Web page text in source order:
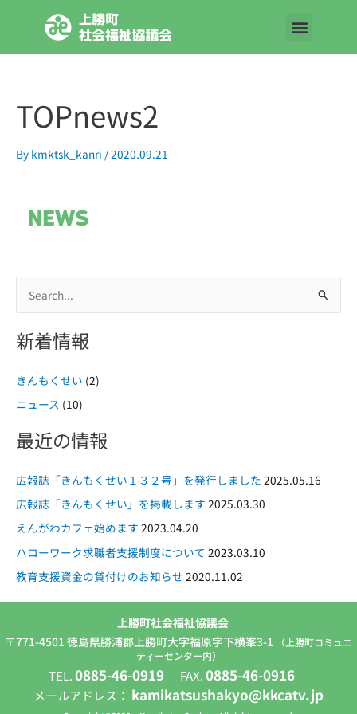
TOPnews2
By kmktsk_kanri /2020.09.21
索
対
:
新着情報
きんもくせい (2)
ニュース (10)
最近の情報
広報誌「きんもくせい１３２号」を発行しました 2025.05.16
広報誌「きんもくせい」を掲載します 2025.03.30
えんがわカフェ始めます 2023.04.20
ハローワーク求職者支援制度について 2023.03.10
教育支援資金の貸付けのお知らせ 2020.11.02
上勝町社会福祉協議会
〒771-4501 徳島県勝浦郡上勝町大字福原字下横峯3-1
（上勝町コミュニ
ティーセンター内）
TEL.0885-46-0919 FAX.0885-46-0916
メールアドレス： kamikatsushakyo@kkcatv.jp